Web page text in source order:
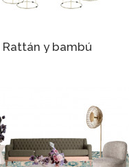
Rattán y bambú